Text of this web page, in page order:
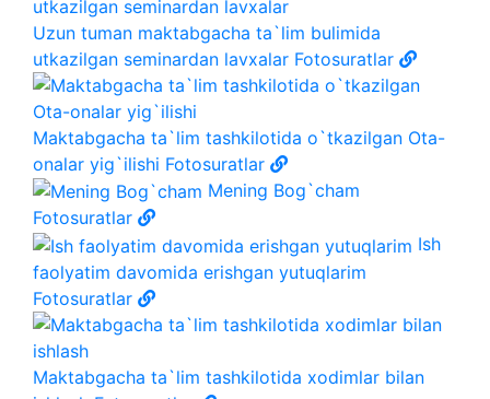
Uzun tuman maktabgacha ta`lim bulimida
utkazilgan seminardan lavxalar Fotosuratlar
Maktabgacha ta`lim tashkilotida o`tkazilgan Ota-
onalar yig`ilishi Fotosuratlar
Mening Bog`cham
Fotosuratlar
Ish
faolyatim davomida erishgan yutuqlarim
Fotosuratlar
Maktabgacha ta`lim tashkilotida xodimlar bilan